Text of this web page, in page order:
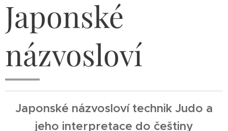
Japonské
názvosloví
Japonské názvosloví technik Judo a
jeho interpretace do češtiny